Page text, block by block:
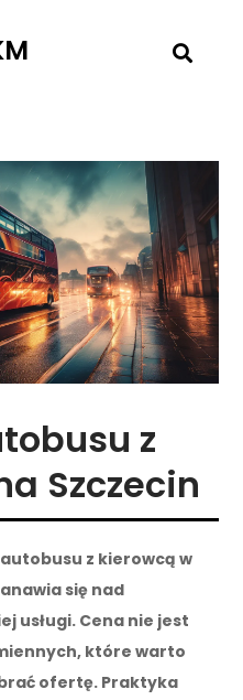
z
Szczecin
z kierowcą w
się nad
usługi. Cena nie jest
które warto
ofertę. Praktyka